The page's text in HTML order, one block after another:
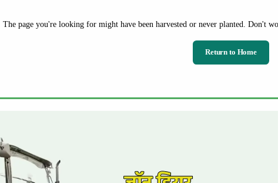
The page you're looking for might have been harvested or never planted. Don't
Return to Home